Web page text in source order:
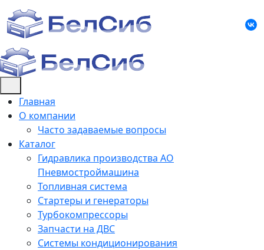
to
content
Главная
О компании
Часто задаваемые вопросы
Каталог
Гидравлика производства АО
Пневмостроймашина
Топливная система
Стартеры и генераторы
Турбокомпрессоры
Запчасти на ДВС
Системы кондиционирования